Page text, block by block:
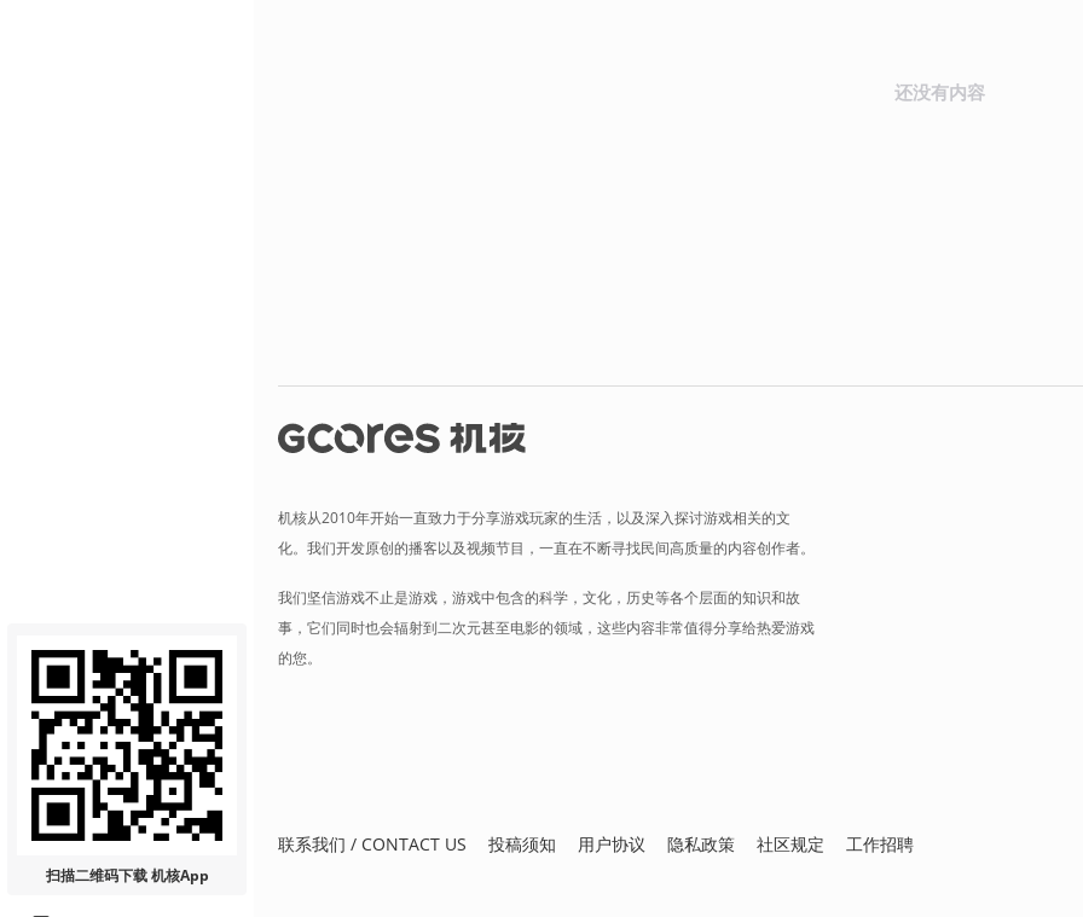
扫描二维码下载 机核App
还没有内容
机核从2010年开始一直致力于分享游戏玩家的生活，以及深入探讨游戏相关的文
化。我们开发原创的播客以及视频节目，一直在不断寻找民间高质量的内容创作者。
我们坚信游戏不止是游戏，游戏中包含的科学，文化，历史等各个层面的知识和故
事，它们同时也会辐射到二次元甚至电影的领域，这些内容非常值得分享给热爱游戏
的您。
联系我们 / CONTACT US 投稿须知 用户协议 隐私政策 社区规定 工作招聘